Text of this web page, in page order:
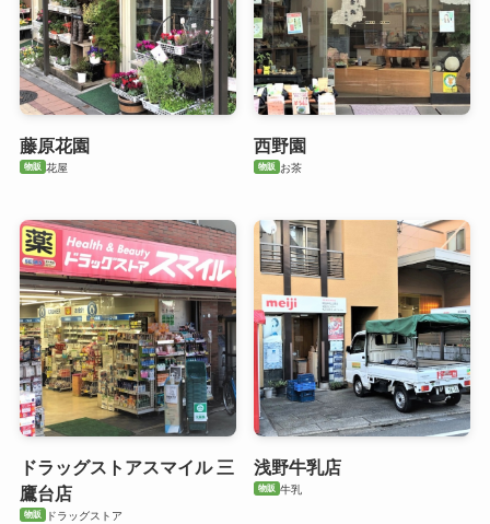
藤原花園
物販 花屋
西野園
物販 お茶
ドラッグストアスマイル 三
鷹台店
物販 ドラッグストア
浅野牛乳店
物販 牛乳